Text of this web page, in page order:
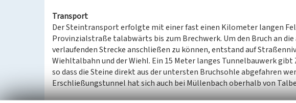
Transport
Der Steintransport erfolgte mit einer fast einen Kilometer langen
Provinzialstraße talabwärts bis zum Brechwerk. Um den Bruch an
verlaufenden Strecke anschließen zu können, entstand auf
Wiehltalbahn und der Wiehl. Ein 15 Meter langes Tunnelbauwerk
so dass die Steine direkt aus der untersten Bruchsohle abgefahren
Erschließungstunnel hat sich auch bei Müllenbach oberhalb von